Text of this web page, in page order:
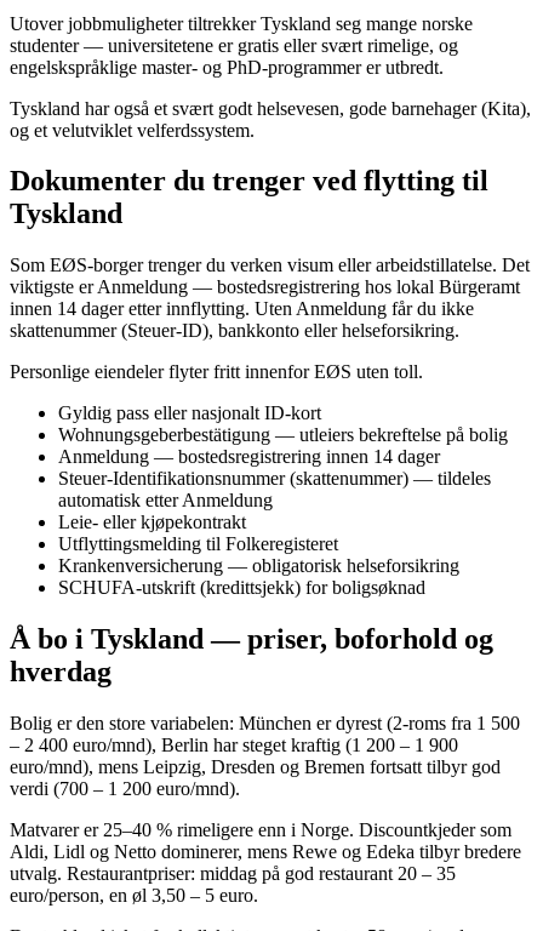
Utover jobbmuligheter tiltrekker Tyskland seg mange norske
studenter — universitetene er gratis eller svært rimelige, og
engelskspråklige master- og PhD-programmer er utbredt.
Tyskland har også et svært godt helsevesen, gode barnehager (Kita),
og et velutviklet velferdssystem.
Dokumenter du trenger ved flytting til
Tyskland
Som EØS-borger trenger du verken visum eller arbeidstillatelse. Det
viktigste er Anmeldung — bostedsregistrering hos lokal Bürgeramt
innen 14 dager etter innflytting. Uten Anmeldung får du ikke
skattenummer (Steuer-ID), bankkonto eller helseforsikring.
Personlige eiendeler flyter fritt innenfor EØS uten toll.
Gyldig pass eller nasjonalt ID-kort
Wohnungsgeberbestätigung — utleiers bekreftelse på bolig
Anmeldung — bostedsregistrering innen 14 dager
Steuer-Identifikationsnummer (skattenummer) — tildeles
automatisk etter Anmeldung
Leie- eller kjøpekontrakt
Utflyttingsmelding til Folkeregisteret
Krankenversicherung — obligatorisk helseforsikring
SCHUFA-utskrift (kredittsjekk) for boligsøknad
Å bo i Tyskland — priser, boforhold og
hverdag
Bolig er den store variabelen: München er dyrest (2-roms fra 1 500
– 2 400 euro/mnd), Berlin har steget kraftig (1 200 – 1 900
euro/mnd), mens Leipzig, Dresden og Bremen fortsatt tilbyr god
verdi (700 – 1 200 euro/mnd).
Matvarer er 25–40 % rimeligere enn i Norge. Discountkjeder som
Aldi, Lidl og Netto dominerer, mens Rewe og Edeka tilbyr bredere
utvalg. Restaurantpriser: middag på god restaurant 20 – 35
euro/person, en øl 3,50 – 5 euro.